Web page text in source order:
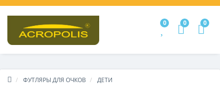
0 0 0
ФУТЛЯРЫ ДЛЯ ОЧКОВ ДЕТИ